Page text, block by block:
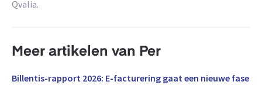
Qvalia.
Meer artikelen van Per
Billentis-rapport 2026: E-facturering gaat een nieuwe fase